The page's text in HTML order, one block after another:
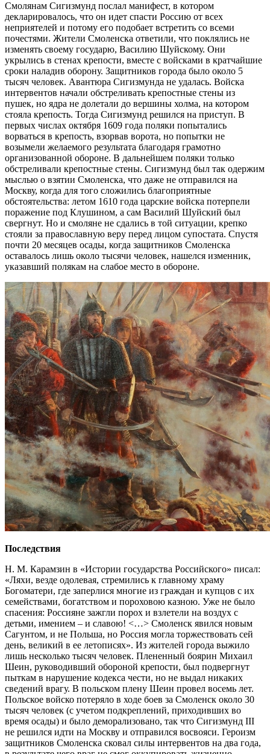
Смолянам Сигизмунд послал манифест, в котором
декларировалось, что он идет спасти Россию от всех
неприятелей и потому его подобает встретить со всеми
почестями. Жители Смоленска ответили, что поклялись не
изменять своему государю, Василию Шуйскому. Они
укрылись в стенах крепости, вместе с войсками в кратчайшие
сроки наладив оборону. Защитников города было около 5
тысяч человек. Авантюра Сигизмунда не удалась. Войска
интервентов начали обстреливать крепостные стены из
пушек, но ядра не долетали до вершины холма, на котором
стояла крепость. Тогда Сигизмунд решился на приступ. В
первых числах октября 1609 года поляки попытались
ворваться в крепость, взорвав ворота, но попытки не
возымели желаемого результата благодаря грамотно
организованной обороне. В дальнейшем поляки только
обстреливали крепостные стены. Сигизмунд был так одержим
мыслью о взятии Смоленска, что даже не отправился на
Москву, когда для того сложились благоприятные
обстоятельства: летом 1610 года царские войска потерпели
поражение под Клушином, а сам Василий Шуйский был
свергнут. Но и смоляне не сдались в той ситуации, крепко
стояли за православную веру перед лицом супостата. Спустя
почти 20 месяцев осады, когда защитников Смоленска
оставалось лишь около тысячи человек, нашелся изменник,
указавший полякам на слабое место в обороне.
Последствия
Н. М. Карамзин в «Истории государства Российского» писал:
«Ляхи, везде одолевая, стремились к главному храму
Богоматери, где заперлися многие из граждан и купцов с их
семействами, богатством и пороховою казною. Уже не было
спасения: Россияне зажгли порох и взлетели на воздух с
детьми, имением – и славою! <…> Смоленск явился новым
Сагунтом, и не Польша, но Россия могла торжествовать сей
день, великий в ее летописях». Из жителей города выжило
лишь несколько тысяч человек. Плененный боярин Михаил
Шеин, руководивший обороной крепости, был подвергнут
пыткам в нарушение кодекса чести, но не выдал никаких
сведений врагу. В польском плену Шеин провел восемь лет.
Польское войско потеряло в ходе боев за Смоленск около 30
тысяч человек (с учетом подкреплений, приходивших во
время осады) и было деморализовано, так что Сигизмунд III
не решился идти на Москву и отправился восвояси. Героизм
защитников Смоленска сковал силы интервентов на два года,